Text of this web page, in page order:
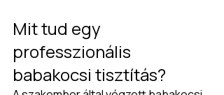
Mit tud egy
professzionális
babakocsi tisztítás?